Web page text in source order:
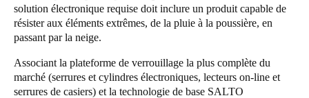
Norway
solution électronique requise doit inclure un produit capable de
résister aux éléments extrêmes, de la pluie à la poussière, en
passant par la neige.
Associant la plateforme de verrouillage la plus complète du
marché (serrures et cylindres électroniques, lecteurs on-line et
serrures de casiers) et la technologie de base SALTO